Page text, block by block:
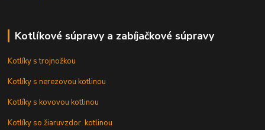
Kotlíkové súpravy a zabíjačkové súpravy
Kotlíky s trojnožkou
Kotlíky s nerezovou kotlinou
Kotlíky s kovovou kotlinou
Kotlíky so žiaruvzdor. kotlinou